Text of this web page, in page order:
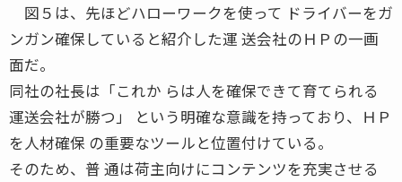
図５は、先ほどハローワークを使って ドライバーをガ
ンガン確保していると紹介した運 送会社のＨＰの一画
面だ。
同社の社長は「これか らは人を確保できて育てられる
運送会社が勝つ」 という明確な意識を持っており、ＨＰ
を人材確保 の重要なツールと位置付けている。
そのため、普 通は荷主向けにコンテンツを充実させる